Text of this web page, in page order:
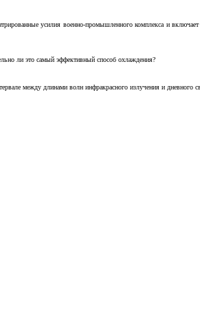
усилия военно-промышленного комплекса и
ли это самый эффективный способ охлаждения?
между длинами волн инфракрасного излучения и дневного